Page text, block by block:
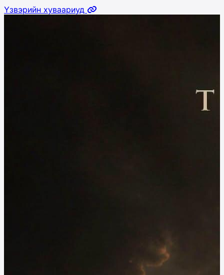
Үзвэрийн хуваариуд